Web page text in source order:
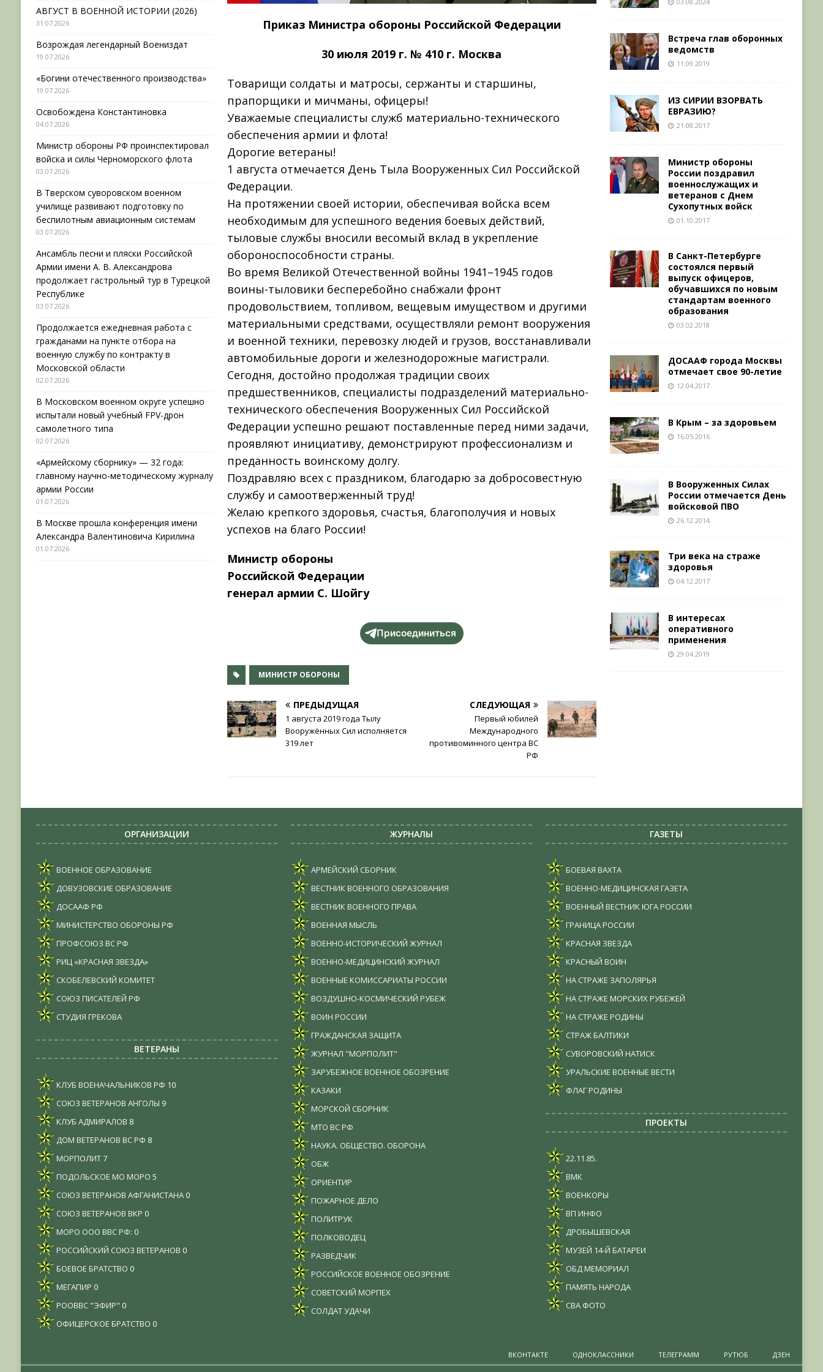
Приказ Министра обороны Российской Федерации
30 июля 2019 г. № 410 г. Москва
Товарищи солдаты и матросы, сержанты и старшины,
прапорщики и мичманы, офицеры!
Уважаемые специалисты служб материально-технического
обеспечения армии и флота!
Дорогие ветераны!
1 августа отмечается День Тыла Вооруженных Сил Российской
Федерации.
На протяжении своей истории, обеспечивая войска всем
необходимым для успешного ведения боевых действий,
тыловые службы вносили весомый вклад в укрепление
обороноспособности страны.
Во время Великой Отечественной войны 1941–1945 годов
воины-тыловики бесперебойно снабжали фронт
продовольствием, топливом, вещевым имуществом и другими
материальными средствами, осуществляли ремонт вооружения
и военной техники, перевозку людей и грузов, восстанавливали
автомобильные дороги и железнодорожные магистрали.
Сегодня, достойно продолжая традиции своих
предшественников, специалисты подразделений материально-
технического обеспечения Вооруженных Сил Российской
Федерации успешно решают поставленные перед ними задачи,
проявляют инициативу, демонстрируют профессионализм и
преданность воинскому долгу.
Поздравляю всех с праздником, благодарю за добросовестную
службу и самоотверженный труд!
Желаю крепкого здоровья, счастья, благополучия и новых
успехов на благо России!
Министр обороны
Российской Федерации
генерал армии С. Шойгу
Присоединиться
МИНИСТР ОБОРОНЫ
ПРЕДЫДУЩАЯ
1 августа 2019 года Тылу
Вооружённых Сил исполняется
319 лет
СЛЕДУЮЩАЯ
Первый юбилей
Международного
противоминного центра ВС
РФ
АВГУСТ В ВОЕННОЙ ИСТОРИИ (2026)
31.07.2026
Возрождая легендарный Воениздат
19.07.2026
«Богини отечественного производства»
19.07.2026
Освобождена Константиновка
04.07.2026
Министр обороны РФ проинспектировал
войска и силы Черноморского флота
03.07.2026
В Тверском суворовском военном
училище развивают подготовку по
беспилотным авиационным системам
03.07.2026
Ансамбль песни и пляски Российской
Армии имени А. В. Александрова
продолжает гастрольный тур в Турецкой
Республике
03.07.2026
Продолжается ежедневная работа с
гражданами на пункте отбора на
военную службу по контракту в
Московской области
02.07.2026
В Московском военном округе успешно
испытали новый учебный FPV-дрон
самолетного типа
02.07.2026
«Армейскому сборнику» — 32 года:
главному научно-методическому журналу
армии России
01.07.2026
В Москве прошла конференция имени
Александра Валентиновича Кирилина
01.07.2026
Встреча глав оборонных
ведомств
11.09.2019
ИЗ СИРИИ ВЗОРВАТЬ
ЕВРАЗИЮ?
21.08.2017
Министр обороны
России поздравил
военнослужащих и
ветеранов с Днем
Сухопутных войск
01.10.2017
В Санкт-Петербурге
состоялся первый
выпуск офицеров,
обучавшихся по новым
стандартам военного
образования
03.02.2018
ДОСААФ города Москвы
отмечает свое 90-летие
12.04.2017
В Крым – за здоровьем
16.05.2016
В Вооруженных Силах
России отмечается День
войсковой ПВО
26.12.2014
Три века на страже
здоровья
04.12.2017
В интересах
оперативного
применения
29.04.2019
ОРГАНИЗАЦИИ
ВОЕННОЕ ОБРАЗОВАНИЕ
ДОВУЗОВСКИЕ ОБРАЗОВАНИЕ
ДОСААФ РФ
МИНИСТЕРСТВО ОБОРОНЫ РФ
ПРОФСОЮЗ ВС РФ
РИЦ «КРАСНАЯ ЗВЕЗДА»
СКОБЕЛЕВСКИЙ КОМИТЕТ
СОЮЗ ПИСАТЕЛЕЙ РФ
СТУДИЯ ГРЕКОВА
ВЕТЕРАНЫ
КЛУБ ВОЕНАЧАЛЬНИКОВ РФ 10
СОЮЗ ВЕТЕРАНОВ АНГОЛЫ 9
КЛУБ АДМИРАЛОВ 8
ДОМ ВЕТЕРАНОВ ВС РФ 8
МОРПОЛИТ7
ПОДОЛЬСКОЕ МО МОРО 5
СОЮЗ ВЕТЕРАНОВ АФГАНИСТАНА0
СОЮЗ ВЕТЕРАНОВ ВКР 0
МОРО ООО ВВС РФ: 0
РОССИЙСКИЙ СОЮЗ ВЕТЕРАНОВ 0
БОЕВОЕ БРАТСТВО 0
МЕГАПИР 0
РООВВС "ЭФИР" 0
ОФИЦЕРСКОЕ БРАТСТВО 0
ЖУРНАЛЫ
АРМЕЙСКИЙ СБОРНИК
ВЕСТНИК ВОЕННОГО ОБРАЗОВАНИЯ
ВЕСТНИК ВОЕННОГО ПРАВА
ВОЕННАЯ МЫСЛЬ
ВОЕННО-ИСТОРИЧЕСКИЙ ЖУРНАЛ
ВОЕННО-МЕДИЦИНСКИЙ ЖУРНАЛ
ВОЕННЫЕ КОМИССАРИАТЫ РОССИИ
ВОЗДУШНО-КОСМИЧЕСКИЙ РУБЕЖ
ВОИН РОССИИ
ГРАЖДАНСКАЯ ЗАЩИТА
ЖУРНАЛ "МОРПОЛИТ"
ЗАРУБЕЖНОЕ ВОЕННОЕ ОБОЗРЕНИЕ
КАЗАКИ
МОРСКОЙ СБОРНИК
МТО ВС РФ
НАУКА. ОБЩЕСТВО. ОБОРОНА
ОБЖ
ОРИЕНТИР
ПОЖАРНОЕ ДЕЛО
ПОЛИТРУК
ПОЛКОВОДЕЦ
РАЗВЕДЧИК
РОССИЙСКОЕ ВОЕННОЕ ОБОЗРЕНИЕ
СОВЕТСКИЙ МОРПЕХ
СОЛДАТ УДАЧИ
ГАЗЕТЫ
БОЕВАЯ ВАХТА
ВОЕННО-МЕДИЦИНСКАЯ ГАЗЕТА
ВОЕННЫЙ ВЕСТНИК ЮГА РОССИИ
ГРАНИЦА РОССИИ
КРАСНАЯ ЗВЕЗДА
КРАСНЫЙ ВОИН
НА СТРАЖЕ ЗАПОЛЯРЬЯ
НА СТРАЖЕ МОРСКИХ РУБЕЖЕЙ
НА СТРАЖЕ РОДИНЫ
СТРАЖ БАЛТИКИ
СУВОРОВСКИЙ НАТИСК
УРАЛЬСКИЕ ВОЕННЫЕ ВЕСТИ
ФЛАГ РОДИНЫ
ПРОЕКТЫ
22.11.85.
ВМК
ВОЕНКОРЫ
ВП ИНФО
ДРОБЫШЕВСКАЯ
МУЗЕЙ 14-Й БАТАРЕИ
ОБД МЕМОРИАЛ
ПАМЯТЬ НАРОДА
СВА ФОТО
ВКОНТАКТЕ ОДНОКЛАССНИКИ ТЕЛЕГРАММ РУТЮБ ДЗЕН